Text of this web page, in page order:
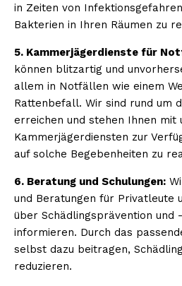
in Zeiten von
Bakterien in Ihren Räumen zu
5. Kammerjägerdienste für
können blitzartig und
allem in Notfällen wie einem
Rattenbefall. Wir sind rund um
erreichen und stehen Ihnen mit
Kammerjägerdiensten zur
auf solche Begebenheiten zu
6. Beratung und Schulungen:
und Beratungen für Privatleute
über Schädlingsprävention und
informieren. Durch das
selbst dazu beitragen,
reduzieren.